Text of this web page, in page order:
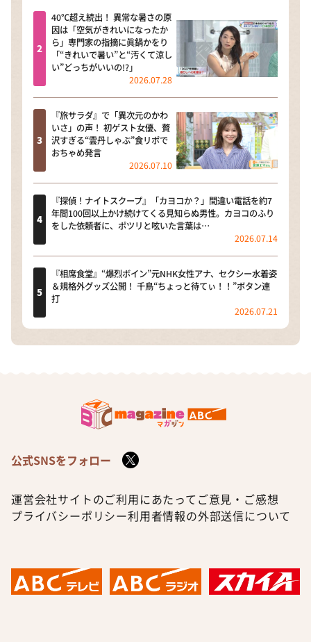
40℃超え続出！ 異常な暑さの原
因は「空気がきれいになったか
ら」専門家の指摘に眞鍋かをり
「“きれいで暑い”と“汚くて涼し
い”どっちがいいの!?」
2026.07.28
『旅サラダ』で「異次元のかわ
いさ」の声！ 初ゲスト女優、贅
沢すぎる“雲丹しゃぶ”食リポで
おちゃめ発言
2026.07.10
『探偵！ナイトスクープ』「カヨコか？」間違い電話を約7
年間100回以上かけ続けてくる見知らぬ男性。カヨコのふり
をした依頼者に、ポツリと呟いた言葉は…
2026.07.14
『相席食堂』“爆烈ボイン”元NHK女性アナ、セクシー水着姿
＆規格外グッズ公開！ 千鳥“ちょっと待てぃ！！”ボタン連
打
2026.07.21
公式SNSをフォロー
運営会社サイトのご利用にあたって ご意見・ご感想
プライバシーポリシー利用者情報の外部送信について